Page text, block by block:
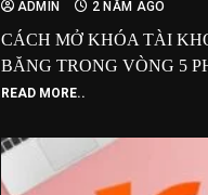
ADMIN 2 NĂM AGO
CÁCH MỞ KHÓA TÀI
BĂNG TRONG VÒNG 5
READ MORE..